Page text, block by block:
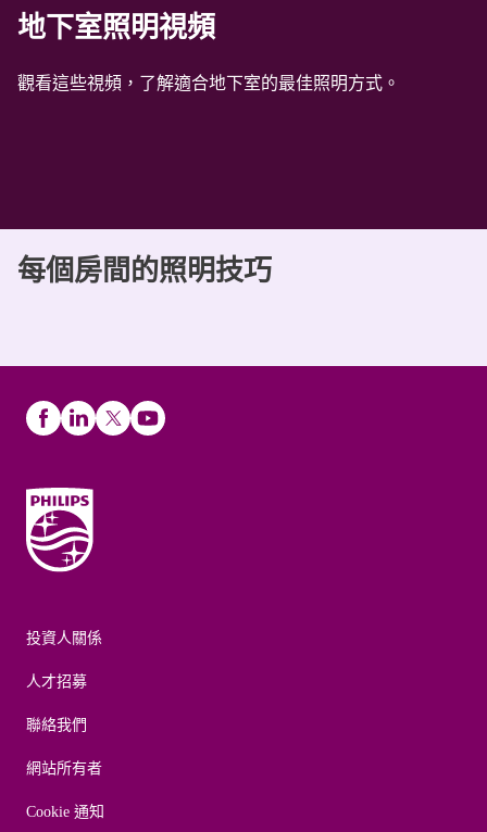
地下室照明視頻
觀看這些視頻，了解適合地下室的最佳照明方式。
每個房間的照明技巧
投資人關係
人才招募
聯絡我們
網站所有者
Cookie 通知